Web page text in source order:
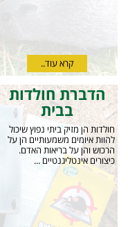
קרא עוד..
הדברת חולדות
בבית
חולדות הן מזיק ביתי נפוץ שיכול
להוות איומים משמעותיים הן על
הרכוש והן על בריאות האדם.
כיצורים אינטליגנטיים ...